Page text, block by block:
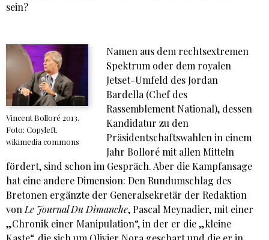
sein?
Vincent Bolloré 2013.
Foto: Copyleft.
wikimedia commons
Namen aus dem rechtsextremen
Spektrum oder dem royalen
Jetset-Umfeld des Jordan
Bardella (Chef des
Rassemblement National), dessen
Kandidatur zu den
Präsidentschaftswahlen in einem
Jahr Bolloré mit allen Mitteln
fördert, sind schon im Gespräch. Aber die Kampfansage
hat eine andere Dimension: Den Rundumschlag des
Bretonen ergänzte der Generalsekretär der Redaktion
vonLe Journal DuDimanche, Pascal Meynadier, mit einer
„Chronik einer Manipulation“, in der er die „kleine